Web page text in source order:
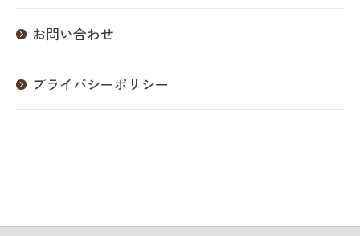
お問い合わせ
プライバシーポリシー